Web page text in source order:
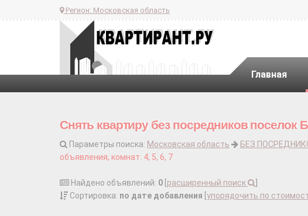
Регион: Московская область
Главная
Снять квартиру без посредников поселок
Параметры поиска: Московская область БЕЗ
объявления, комнат: 4, 5, 6, 7
Найдено объявлений: 0 расширенный поиск
Сортировка: по дате добавления упорядочить по